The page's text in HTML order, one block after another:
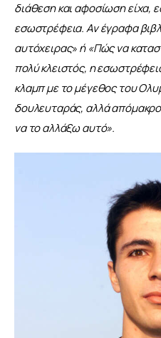
διάθεση και αφοσίωση είχα,
εσωστρέφεια. Αν έγραφα
αυτόχειρας» ή «Πώς να
πολύ κλειστός, η
κλαμπ με το μέγεθος του
δουλευταράς, αλλά
να το αλλάξω αυτό».